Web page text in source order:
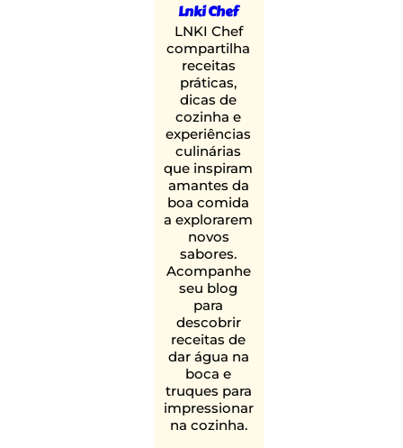
Lnki Chef
LNKI Chef
compartilha
receitas
práticas,
dicas de
cozinha e
experiências
culinárias
que inspiram
amantes da
boa comida
a explorarem
novos
sabores.
Acompanhe
seu blog
para
descobrir
receitas de
dar água na
boca e
truques para
impressionar
na cozinha.